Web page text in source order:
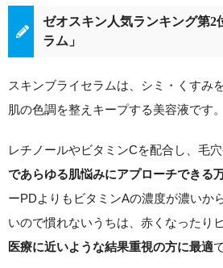
ゼオスキン人気ランキング第2
ラム」
スキンブライセラムは、シミ・くすみ
肌の色調を整えキープする美容液です。
レチノールやビタミンCを配合し、毛穴
であらゆる肌悩みにアプローチできる
ーPDよりもビタミンAの濃度が濃いか
いので慣れないうちは、赤くなったり
医療に近いような結果重視の方に最適